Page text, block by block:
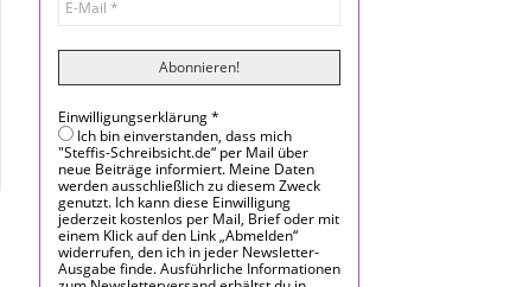
Einwilligungserklärung*
Ich bin einverstanden, dass mich
"Steffis-Schreibsicht.de“ per Mail über
neue Beiträge informiert. Meine Daten
werden ausschließlich zu diesem Zweck
genutzt. Ich kann diese Einwilligung
jederzeit kostenlos per Mail, Brief oder mit
einem Klick auf den Link „Abmelden“
widerrufen, den ich in jeder Newsletter-
Ausgabe finde. Ausführliche Informationen